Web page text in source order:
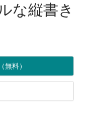
な縦書き
無料）